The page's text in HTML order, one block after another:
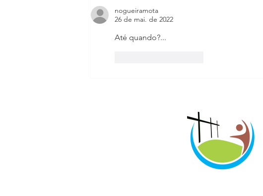
interior do Ceará
nogueiramota
26 de mai. de 2022
Até quando?...